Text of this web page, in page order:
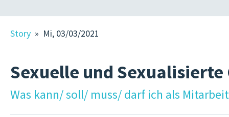
KURSE
Story » Mi, 03/03/2021
Sexuelle und
Was kann/ soll/ muss/ darf ich als